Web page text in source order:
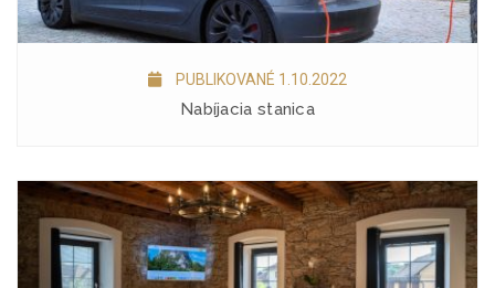
PUBLIKOVANÉ 1.10.2022
Nabíjacia stanica